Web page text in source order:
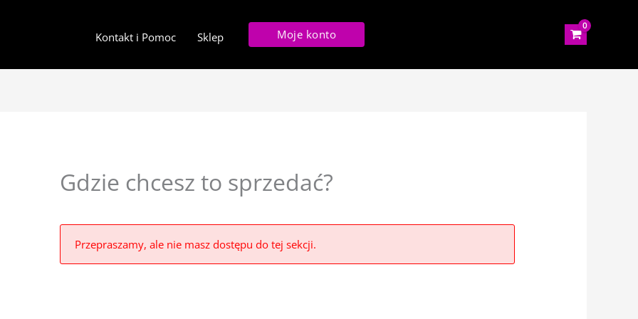
Kontakt i Pomoc Sklep Moje konto
Gdzie chcesz to sprzedać?
Przepraszamy, ale nie masz dostępu do tej sekcji.